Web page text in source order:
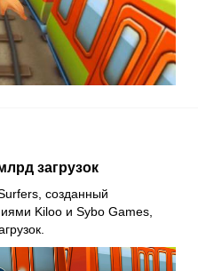
загрузок
созданный
Kiloo и Sybo Games,